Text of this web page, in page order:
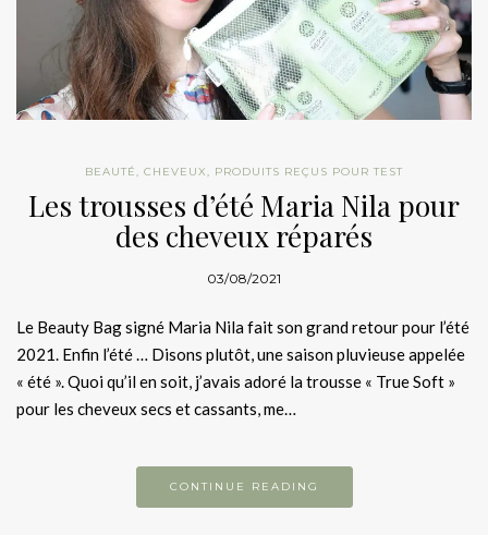
BEAUTÉ, CHEVEUX, PRODUITS REÇUS POUR TEST
Les trousses d’été Maria Nila pour
des cheveux réparés
03/08/2021
Le Beauty Bag signé Maria Nila fait son grand retour pour l’été
2021. Enfin l’été … Disons plutôt, une saison pluvieuse appelée
« été ». Quoi qu’il en soit, j’avais adoré la trousse « True Soft »
pour les cheveux secs et cassants, me…
CONTINUE READING